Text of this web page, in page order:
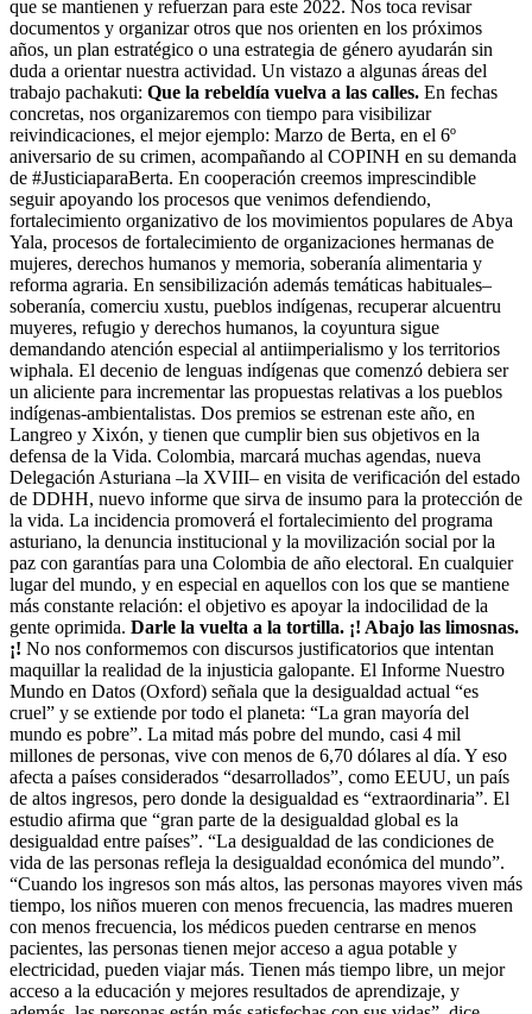
que se mantienen y refuerzan para este 2022. Nos toca revisar
documentos y organizar otros que nos orienten en los próximos
años, un plan estratégico o una estrategia de género ayudarán sin
duda a orientar nuestra actividad. Un vistazo a algunas áreas del
trabajo pachakuti: Que la rebeldía vuelva a las calles. En fechas
concretas, nos organizaremos con tiempo para visibilizar
reivindicaciones, el mejor ejemplo: Marzo de Berta, en el 6º
aniversario de su crimen, acompañando al COPINH en su demanda
de #JusticiaparaBerta. En cooperación creemos imprescindible
seguir apoyando los procesos que venimos defendiendo,
fortalecimiento organizativo de los movimientos populares de Abya
Yala, procesos de fortalecimiento de organizaciones hermanas de
mujeres, derechos humanos y memoria, soberanía alimentaria y
reforma agraria. En sensibilización además temáticas habituales–
soberanía, comerciu xustu, pueblos indígenas, recuperar alcuentru
muyeres, refugio y derechos humanos, la coyuntura sigue
demandando atención especial al antiimperialismo y los territorios
wiphala. El decenio de lenguas indígenas que comenzó debiera ser
un aliciente para incrementar las propuestas relativas a los pueblos
indígenas-ambientalistas. Dos premios se estrenan este año, en
Langreo y Xixón, y tienen que cumplir bien sus objetivos en la
defensa de la Vida. Colombia, marcará muchas agendas, nueva
Delegación Asturiana –la XVIII– en visita de verificación del estado
de DDHH, nuevo informe que sirva de insumo para la protección de
la vida. La incidencia promoverá el fortalecimiento del programa
asturiano, la denuncia institucional y la movilización social por la
paz con garantías para una Colombia de año electoral. En cualquier
lugar del mundo, y en especial en aquellos con los que se mantiene
más constante relación: el objetivo es apoyar la indocilidad de la
gente oprimida. Darle la vuelta a la tortilla. ¡! Abajo las limosnas.
¡! No nos conformemos con discursos justificatorios que intentan
maquillar la realidad de la injusticia galopante. El Informe Nuestro
Mundo en Datos (Oxford) señala que la desigualdad actual “es
cruel” y se extiende por todo el planeta: “La gran mayoría del
mundo es pobre”. La mitad más pobre del mundo, casi 4 mil
millones de personas, vive con menos de 6,70 dólares al día. Y eso
afecta a países considerados “desarrollados”, como EEUU, un país
de altos ingresos, pero donde la desigualdad es “extraordinaria”. El
estudio afirma que “gran parte de la desigualdad global es la
desigualdad entre países”. “La desigualdad de las condiciones de
vida de las personas refleja la desigualdad económica del mundo”.
“Cuando los ingresos son más altos, las personas mayores viven más
tiempo, los niños mueren con menos frecuencia, las madres mueren
con menos frecuencia, los médicos pueden centrarse en menos
pacientes, las personas tienen mejor acceso a agua potable y
electricidad, pueden viajar más. Tienen más tiempo libre, un mejor
acceso a la educación y mejores resultados de aprendizaje, y